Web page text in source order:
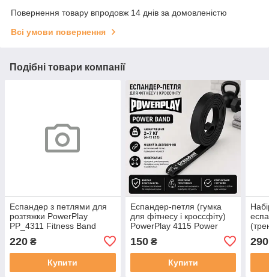
Повернення товару впродовж 14 днів за домовленістю
Всі умови повернення
Подібні товари компанії
Еспандер з петлями для
розтяжки PowerPlay
PP_4311 Fitness Band
220 ₴
Купити
Еспандер-петля (гумка
для фітнесу і кроссфіту)
PowerPlay 4115 Power
150₴
Купити
Ball
290